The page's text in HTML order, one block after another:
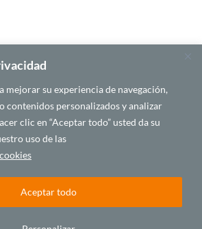
mejorar su experiencia de navegación,
contenidos personalizados y analizar
clic en “Aceptar todo” usted da su
uso de las
Aceptar todo